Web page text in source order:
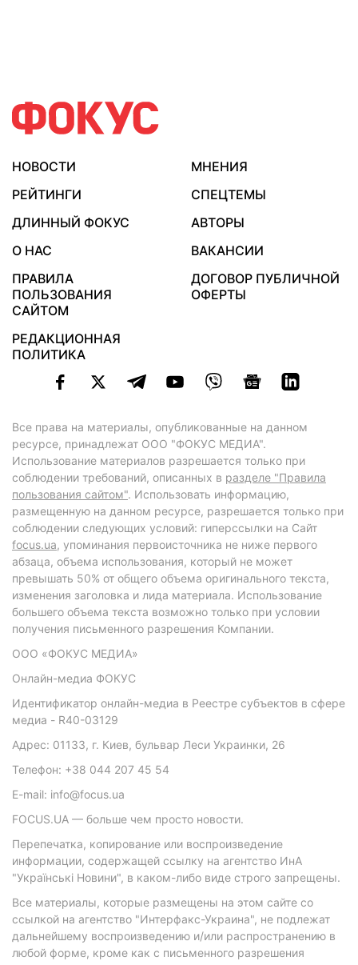
НОВОСТИ
МНЕНИЯ
РЕЙТИНГИ
СПЕЦТЕМЫ
ДЛИННЫЙ ФОКУС
АВТОРЫ
О НАС
ВАКАНСИИ
ПРАВИЛА
ПОЛЬЗОВАНИЯ
САЙТОМ
ДОГОВОР ПУБЛИЧНОЙ
ОФЕРТЫ
РЕДАКЦИОННАЯ
ПОЛИТИКА
Все права на материалы, опубликованные на данном
ресурсе, принадлежат ООО "ФОКУС МЕДИА".
Использование материалов разрешается только при
соблюдении требований, описанных в разделе "Правила
пользования сайтом". Использовать информацию,
размещенную на данном ресурсе, разрешается только при
соблюдении следующих условий: гиперссылки на Сайт
focus.ua, упоминания первоисточника не ниже первого
абзаца, объема использования, который не может
превышать 50% от общего объема оригинального текста,
изменения заголовка и лида материала. Использование
большего объема текста возможно только при условии
получения письменного разрешения Компании.
ООО «ФОКУС МЕДИА»
Онлайн-медиа ФОКУС
Идентификатор онлайн-медиа в Реестре субъектов в сфере
медиа - R40-03129
Адрес: 01133, г. Киев, бульвар Леси Украинки, 26
Телефон: +38 044 207 45 54
E-mail: info@focus.ua
FOCUS.UA — больше чем просто новости.
Перепечатка, копирование или воспроизведение
информации, содержащей ссылку на агентство ИнА
"Українські Новини", в каком-либо виде строго запрещены.
Все материалы, которые размещены на этом сайте со
ссылкой на агентство "Интерфакс-Украина", не подлежат
дальнейшему воспроизведению и/или распространению в
любой форме, кроме как с письменного разрешения